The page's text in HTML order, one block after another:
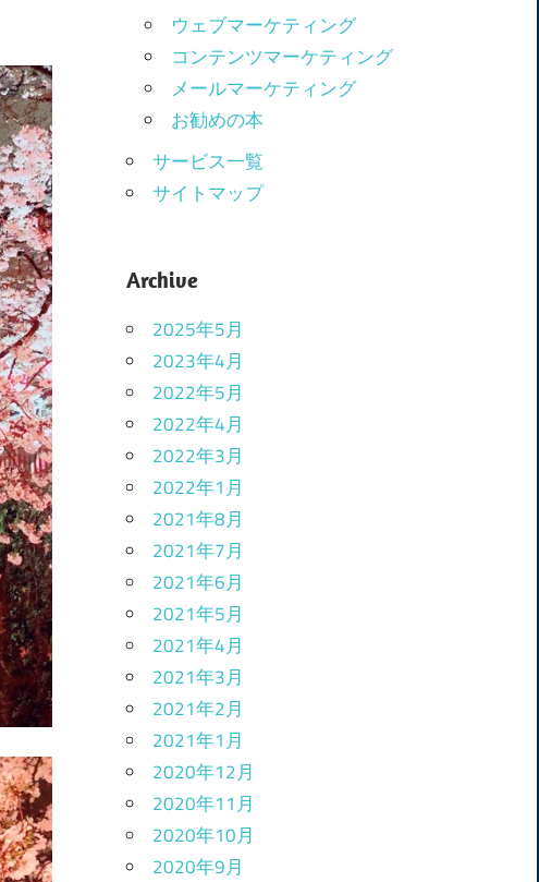
ウェブマーケティング
コンテンツマーケティング
メールマーケティング
お勧めの本
サービス一覧
サイトマップ
Archive
2025年5月
2023年4月
2022年5月
2022年4月
2022年3月
2022年1月
2021年8月
2021年7月
2021年6月
2021年5月
2021年4月
2021年3月
2021年2月
2021年1月
2020年12月
2020年11月
2020年10月
2020年9月